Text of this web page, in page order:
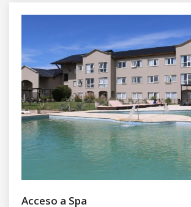
Acceso a Spa